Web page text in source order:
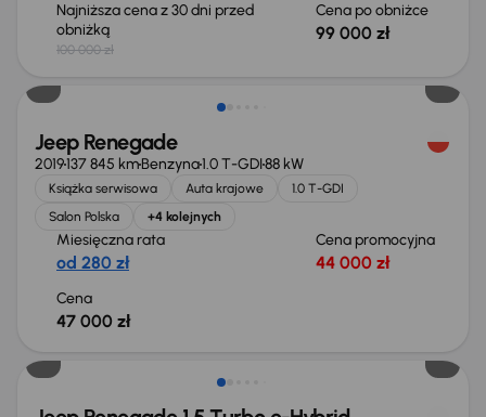
Najniższa cena z 30 dni przed
obniżką
100 000 zł
Cena po obniżce
99 000 zł
Świeżo skupione
Jeep Renegade
2019137 845 kmBenzyna1.0 T-GDI88 kW
Książka serwisowa Auta krajowe
1.0 T-GDI
Salon Polska
+4 kolejnych
Miesięczna rata
od 280 zł
Cena promocyjna
44 000 zł
Cena
47 000 zł